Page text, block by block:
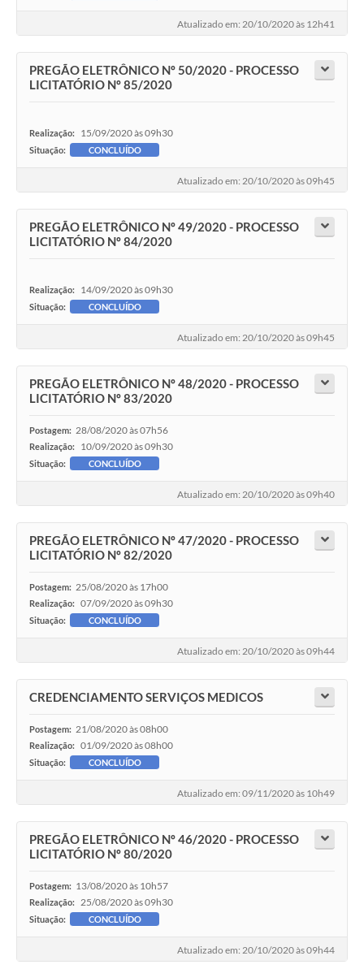
Atualizado em: 20/10/2020 às 12h41
PREGÃO ELETRÔNICO Nº 50/2020 - PROCESSO
LICITATÓRIO Nº 85/2020
Realização: 15/09/2020 às 09h30
Situação: CONCLUÍDO
Atualizado em: 20/10/2020 às 09h45
PREGÃO ELETRÔNICO Nº 49/2020 - PROCESSO
LICITATÓRIO Nº 84/2020
Realização: 14/09/2020 às 09h30
Situação: CONCLUÍDO
Atualizado em: 20/10/2020 às 09h45
PREGÃO ELETRÔNICO Nº 48/2020 - PROCESSO
LICITATÓRIO Nº 83/2020
Postagem: 28/08/2020 às 07h56
Realização: 10/09/2020 às 09h30
Situação: CONCLUÍDO
Atualizado em: 20/10/2020 às 09h40
PREGÃO ELETRÔNICO Nº 47/2020 - PROCESSO
LICITATÓRIO Nº 82/2020
Postagem: 25/08/2020 às 17h00
Realização: 07/09/2020 às 09h30
Situação: CONCLUÍDO
Atualizado em: 20/10/2020 às 09h44
CREDENCIAMENTO SERVIÇOS MEDICOS
Postagem: 21/08/2020 às 08h00
Realização: 01/09/2020 às 08h00
Situação: CONCLUÍDO
Atualizado em: 09/11/2020 às 10h49
PREGÃO ELETRÔNICO Nº 46/2020 - PROCESSO
LICITATÓRIO Nº 80/2020
Postagem: 13/08/2020 às 10h57
Realização: 25/08/2020 às 09h30
Situação: CONCLUÍDO
Atualizado em: 20/10/2020 às 09h44